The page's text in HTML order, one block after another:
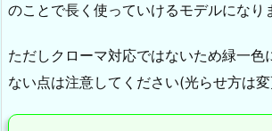
のことで長く使っていけるモデルになり
ただしクローマ対応ではないため緑一色
ない点は注意してください(光らせ方は